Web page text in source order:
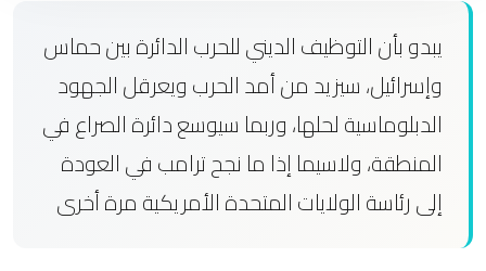
يبدو بأن التوظيف الديني للحرب الدائرة بين حماس
وإسرائيل، سيزيد من أمد الحرب ويعرقل الجهود
الدبلوماسية لحلها، وربما سيوسع دائرة الصراع في
المنطقة، ولاسيما إذا ما نجح ترامب في العودة
إلى رئاسة الولايات المتحدة الأمريكية مرة أخرى